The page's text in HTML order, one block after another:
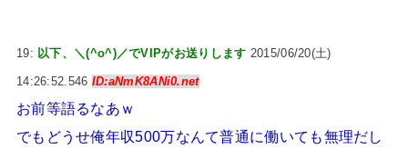
19: 以下、＼(^o^)／でVIPがお送りします 2015/06/20(土)
14:26:52.546 ID:aNmK8ANi0.net
お前等語るなあｗ
でもどうせ俺年収500万なんて普通に働いても無理だし